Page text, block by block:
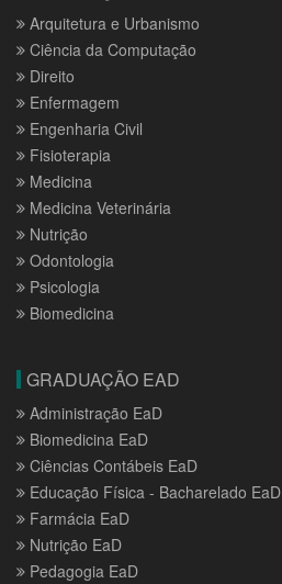
Arquitetura e Urbanismo
Ciência da Computação
Direito
Enfermagem
Engenharia Civil
Fisioterapia
Medicina
Medicina Veterinária
Nutrição
Odontologia
Psicologia
Biomedicina
GRADUAÇÃO EAD
Administração EaD
Biomedicina EaD
Ciências Contábeis EaD
Educação Física - Bacharelado EaD
Farmácia EaD
Nutrição EaD
Pedagogia EaD